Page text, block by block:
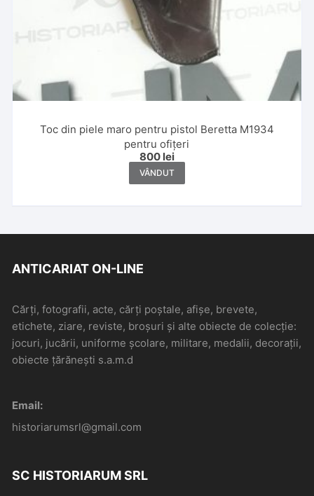
Toc din piele maro pentru pistol Beretta M1934
pentru ofițeri
800 lei
VÂNDUT
ANTICARIAT ON-LINE
Cărți, fotografii, acte, cărți poștale, afișe, brevete,
etichete, ziare, reviste, broșuri și alte obiecte de colecție:
jocuri, jucării, uniforme școlare, militare, medalii, decorații,
obiecte țărănești s.a.m.d
Email:
historiarumsrl@gmail.com
SC HISTORIARUM SRL